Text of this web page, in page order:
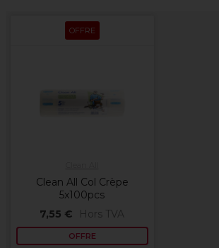
OFFRE
Clean All Col Crèpe
5x100pcs
7,55 €
Hors TVA
OFFRE